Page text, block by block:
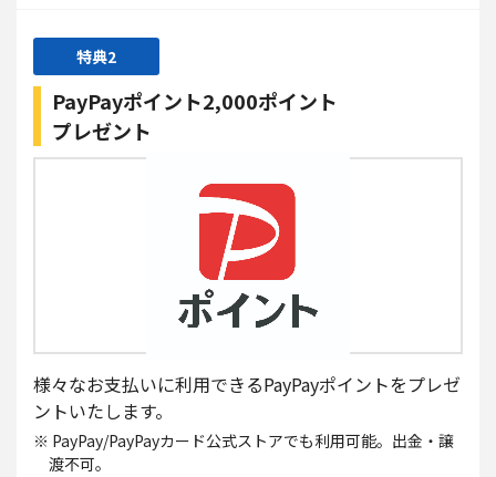
特典2
PayPayポイント2,000ポイント
プレゼント
様々なお支払いに利用できるPayPayポイントをプレゼ
ントいたします。
※ PayPay/PayPayカード公式ストアでも利⽤可能。出金・譲
渡不可。